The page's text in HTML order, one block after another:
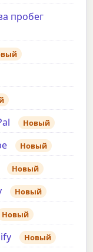
пробег
Новый
Новый
Новый
Новый
Новый
Новый